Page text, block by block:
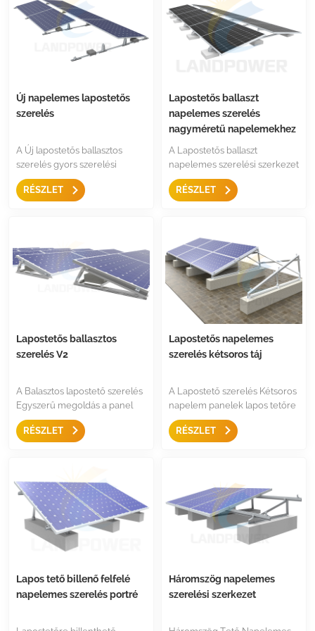
könnyen telepíthetők és
raktáron tarthatók
Új napelemes lapostetős
szerelés
A Új lapostetős ballasztos
szerelés gyors szerelési
megoldások déli és kelet-
nyugati tájolásra egyaránt,
RÉSZLET
Lapostetős ballaszt
napelemes szerelés
nagyméretű napelemekhez
A Lapostetős ballaszt
napelemes szerelési szerkezet
számára van nagyméretű
napelem és rögzítési pont a
napelemekhez.
RÉSZLET
Lapostetős ballasztos
szerelés V2
A Balasztos lapostető szerelés
Egyszerű megoldás a panel
felszerelésére, csúszásgátló
kialakítással, előre összeszerelt
RÉSZLET
Lapostetős napelemes
szerelés kétsoros táj
A Lapostető szerelés Kétsoros
napelem panelek lapos tetőre
történő felszereléséhez,
háromszög- és középső
kereskedelmi telepítéshez.
RÉSZLET
Lapos tető billenő felfelé
napelemes szerelés portré
Háromszög napelemes
szerelési szerkezet